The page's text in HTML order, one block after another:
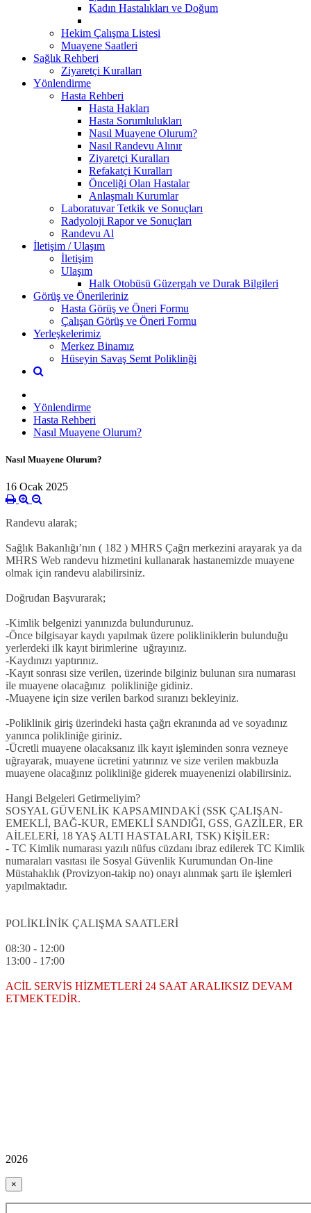
Kadın Hastalıkları ve Doğum
Hekim Çalışma Listesi
Muayene Saatleri
Sağlık Rehberi
Ziyaretçi Kuralları
Yönlendirme
Hasta Rehberi
Hasta Hakları
Hasta Sorumlulukları
Nasıl Muayene Olurum?
Nasıl Randevu Alınır
Ziyaretçi Kuralları
Refakatçi Kuralları
Önceliği Olan Hastalar
Anlaşmalı Kurumlar
Laboratuvar Tetkik ve Sonuçları
Radyoloji Rapor ve Sonuçları
Randevu Al
İletişim / Ulaşım
İletişim
Ulaşım
Halk Otobüsü Güzergah ve Durak Bilgileri
Görüş ve Önerileriniz
Hasta Görüş ve Öneri Formu
Çalışan Görüş ve Öneri Formu
Yerleşkelerimiz
Merkez Binamız
Hüseyin Savaş Semt Poliklinği
Yönlendirme
Hasta Rehberi
Nasıl Muayene Olurum?
Nasıl Muayene Olurum?
16 Ocak 2025
Randevu alarak;
Sağlık Bakanlığı’nın ( 182 ) MHRS Çağrı merkezini arayarak ya da
MHRS Web randevu hizmetini kullanarak hastanemizde muayene
olmak için randevu alabilirsiniz.
Doğrudan Başvurarak;
-Kimlik belgenizi yanınızda bulundurunuz.
-Önce bilgisayar kaydı yapılmak üzere polikliniklerin bulunduğu
yerlerdeki ilk kayıt birimlerine uğrayınız.
-Kaydınızı yaptırınız.
-Kayıt sonrası size verilen, üzerinde bilginiz bulunan sıra numarası
ile muayene olacağınız polikliniğe gidiniz.
-Muayene için size verilen barkod sıranızı bekleyiniz.
-Poliklinik giriş üzerindeki hasta çağrı ekranında ad ve soyadınız
yanınca polikliniğe giriniz.
-Ücretli muayene olacaksanız ilk kayıt işleminden sonra vezneye
uğrayarak, muayene ücretini yatırınız ve size verilen makbuzla
muayene olacağınız polikliniğe giderek muayenenizi olabilirsiniz.
Hangi Belgeleri Getirmeliyim?
SOSYAL GÜVENLİK KAPSAMINDAKİ (SSK ÇALIŞAN-
EMEKLİ, BAĞ-KUR, EMEKLİ SANDIĞI, GSS, GAZİLER, ER
AİLELERİ, 18 YAŞ ALTI HASTALARI, TSK) KİŞİLER:
- TC Kimlik numarası yazılı nüfus cüzdanı ibraz edilerek TC Kimlik
numaraları vasıtası ile Sosyal Güvenlik Kurumundan On-line
Müstahaklık (Provizyon-takip no) onayı alınmak şartı ile işlemleri
yapılmaktadır.
POLİKLİNİK ÇALIŞMA SAATLERİ
08:30 - 12:00
13:00 - 17:00
ACİL SERVİS HİZMETLERİ 24 SAAT ARALIKSIZ DEVAM
ETMEKTEDİR.
2026
×